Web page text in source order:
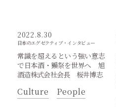
2022.8.30
日本のエグゼクティブ・インタビュー
常識を超えるという強い意志
で日本酒・獺祭を世界へ 旭
酒造株式会社会長 桜井博志
Culture People